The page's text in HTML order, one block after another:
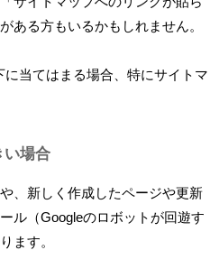
ある方もいるかもしれません。
当てはまる場合、特にサイトマ
い場合
、新しく作成したページや更新
ル（Googleのロボットが回遊す
ます。